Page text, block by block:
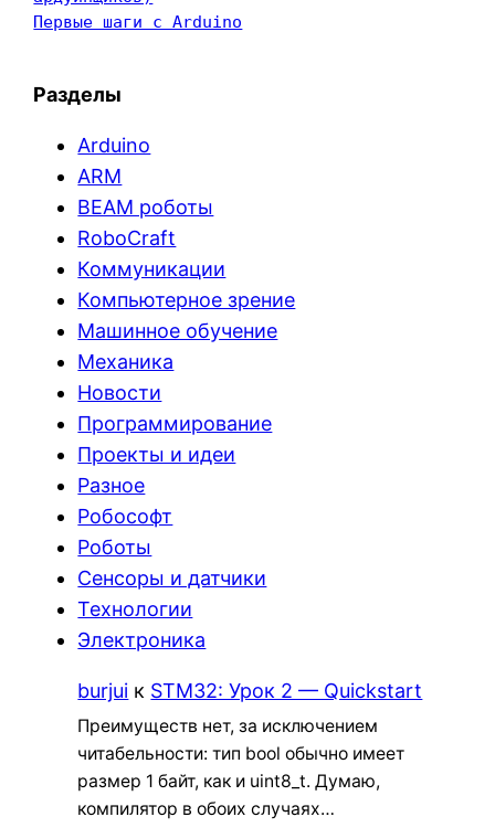
Первые шаги с Arduino
Разделы
Arduino
ARM
BEAM роботы
RoboCraft
Коммуникации
Компьютерное зрение
Машинное обучение
Механика
Новости
Программирование
Проекты и идеи
Разное
Робософт
Роботы
Сенсоры и датчики
Технологии
Электроника
burjui к STM32: Урок 2 — Quickstart
Преимуществ нет, за исключением
читабельности: тип bool обычно имеет
размер 1 байт, как и uint8_t. Думаю,
компилятор в обоих случаях…